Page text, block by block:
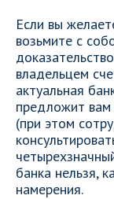
Если вы
возьмите с
владельцем
актуальная
предложит вам
(при этом
банка нельзя,
намерения.